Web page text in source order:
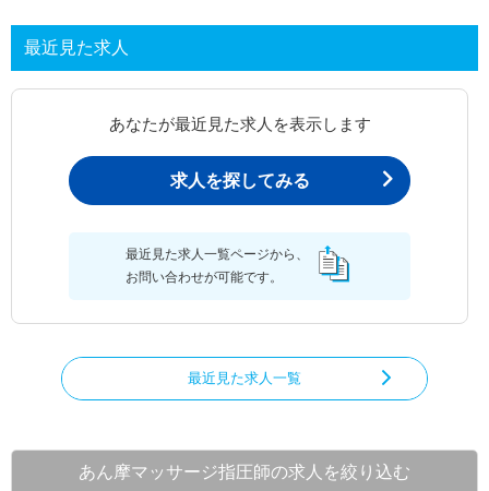
最近見た求人
あなたが最近見た求人を表示します
求人を探してみる
最近見た求人一覧ページから、
お問い合わせが可能です。
最近見た求人一覧
あん摩マッサージ指圧師の求人を絞り込む